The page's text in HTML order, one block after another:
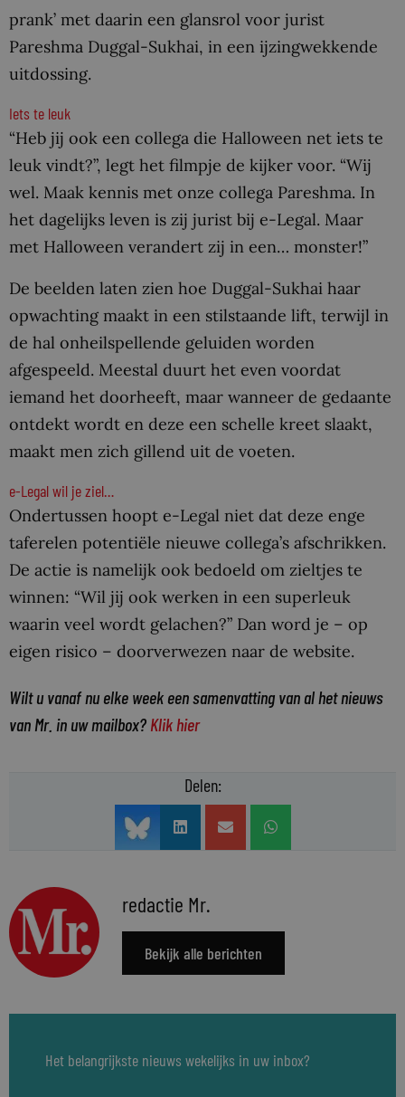
prank’ met daarin een glansrol voor jurist
Pareshma Duggal-Sukhai, in een ijzingwekkende
uitdossing.
Iets te leuk
“Heb jij ook een collega die Halloween net iets te
leuk vindt?”, legt het filmpje de kijker voor. “Wij
wel. Maak kennis met onze collega Pareshma. In
het dagelijks leven is zij jurist bij e-Legal. Maar
met Halloween verandert zij in een… monster!”
De beelden laten zien hoe Duggal-Sukhai haar
opwachting maakt in een stilstaande lift, terwijl in
de hal onheilspellende geluiden worden
afgespeeld. Meestal duurt het even voordat
iemand het doorheeft, maar wanneer de gedaante
ontdekt wordt en deze een schelle kreet slaakt,
maakt men zich gillend uit de voeten.
e-Legal wil je ziel…
Ondertussen hoopt e-Legal niet dat deze enge
taferelen potentiële nieuwe collega’s afschrikken.
De actie is namelijk ook bedoeld om zieltjes te
winnen: “Wil jij ook werken in een superleuk
waarin veel wordt gelachen?” Dan word je – op
eigen risico – doorverwezen naar de website.
Wilt u vanaf nu elke week een samenvatting van al het nieuws
van Mr. in uw mailbox? Klik hier
Delen:
redactie Mr.
Bekijk alle berichten
Het belangrijkste nieuws wekelijks in uw inbox?